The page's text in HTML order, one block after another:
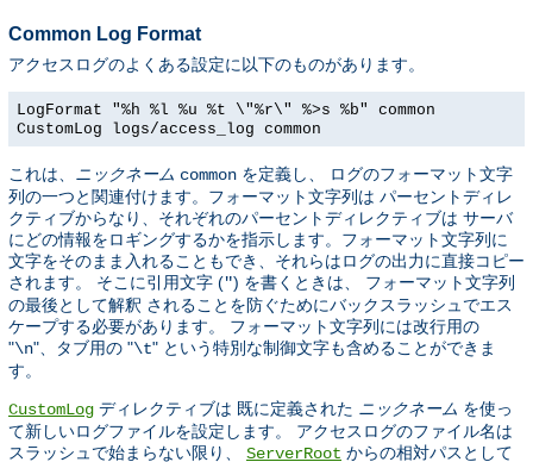
Common Log Format
アクセスログのよくある設定に以下のものがあります。
LogFormat "%h %l %u %t \"%r\" %>s %b" common
CustomLog logs/access_log common
これは、 ニックネーム common を定義し、 ログのフォーマット文字
列の一つと関連付けます。フォーマット文字列は パーセントディレ
クティブからなり、それぞれのパーセントディレクティブは サーバ
にどの情報をロギングするかを指示します。フォーマット文字列に
文字をそのまま入れることもでき、それらはログの出力に直接コピー
されます。 そこに引用文字 (") を書くときは、 フォーマット文字列
の最後として解釈 されることを防ぐためにバックスラッシュでエス
ケープする必要があります。 フォーマット文字列には改行用の
"\n"、タブ用の "\t" という特別な制御文字も含めることができま
す。
CustomLog ディレクティブは 既に定義された ニックネーム を使っ
て新しいログファイルを設定します。 アクセスログのファイル名は
スラッシュで始まらない限り、 ServerRoot からの相対パスとして